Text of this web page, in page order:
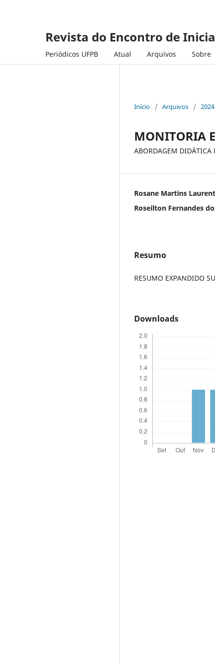
Revista do Encontro de
Periódicos UFPB Atual Arquivos Sobre
Início / Arquivos /
MONITORIA
ABORDAGEM DIDÁTICA
Rosane Martins
Roseilton Fernandes
Resumo
RESUMO EXPANDIDO
Downloads